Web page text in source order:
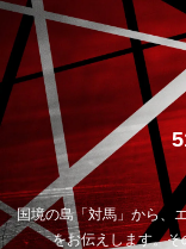
国境の島「対馬」から、
をお伝えします。そ